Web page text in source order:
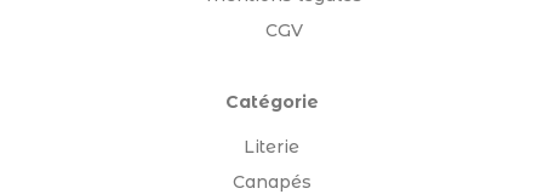
CGV
Catégorie
Literie
Canapés